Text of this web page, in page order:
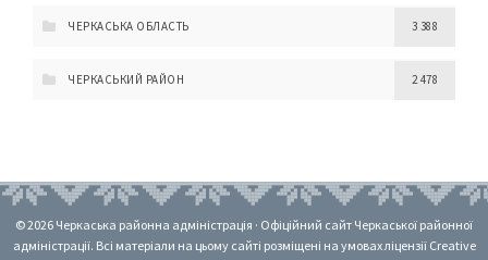
ЧЕРКАСЬКА ОБЛАСТЬ 3 388
ЧЕРКАСЬКИЙ РАЙОН 2 478
© 2026 Черкаська районна адміністрація · Офіційний сайт Черкаської районної
адміністрації. Всі матеріали на цьому сайті розміщені на умовах ліцензії Creative